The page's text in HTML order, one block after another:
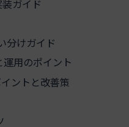
ガイド
分けガイド
用のポイント
ントと改善策